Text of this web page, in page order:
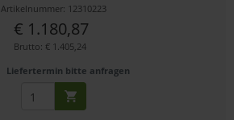
Artikelnummer: 12310223
€ 1.180,87
Brutto: € 1.405,24
Liefertermin bitte anfragen